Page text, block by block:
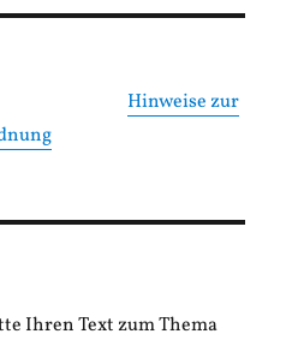
Hinweise zur
Ihren Text zum Thema